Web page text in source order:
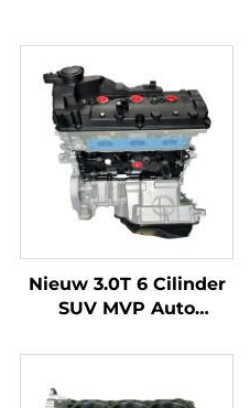
Nieuw 3.0T 6 Cilinder
SUV MVP Auto
Automobiele